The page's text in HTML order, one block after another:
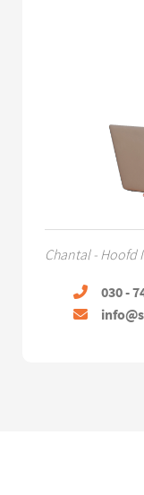
Chantal - Hoofd
030 -